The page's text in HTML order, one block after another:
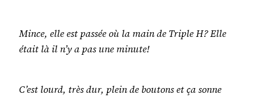
Mince, elle est passée où la main de Triple H? Elle
était là il n’y a pas une minute!
C’est lourd, très dur, plein de boutons et ça sonne